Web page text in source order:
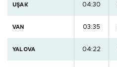
UŞAK 04:30
VAN 03:35
YALOVA 04:22